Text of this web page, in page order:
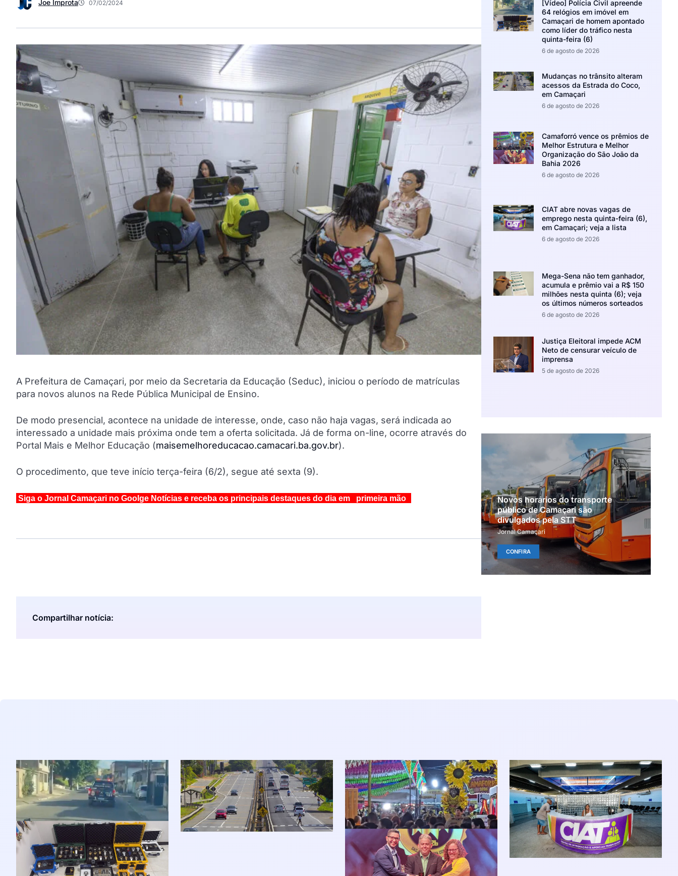
Joe Improta 07/02/2024
A Prefeitura de Camaçari, por meio da Secretaria da Educação (Seduc), iniciou o período de matrículas
para novos alunos na Rede Pública Municipal de Ensino.
De modo presencial, acontece na unidade de interesse, onde, caso não haja vagas, será indicada ao
interessado a unidade mais próxima onde tem a oferta solicitada. Já de forma on-line, ocorre através do
Portal Mais e Melhor Educação (maisemelhoreducacao.camacari.ba.gov.br).
O procedimento, que teve início terça-feira (6/2), segue até sexta (9).
Siga o Jornal Camaçari no Goolge Notícias e receba os principais destaques do dia em primeira mão
Compartilhar notícia:
[Vídeo] Polícia Civil apreende
64 relógios em imóvel em
Camaçari de homem apontado
como líder do tráfico nesta
quinta-feira (6)
6 de agosto de 2026
Mudanças no trânsito alteram
acessos da Estrada do Coco,
em Camaçari
6 de agosto de 2026
Camaforró vence os prêmios de
Melhor Estrutura e Melhor
Organização do São João da
Bahia 2026
6 de agosto de 2026
CIAT abre novas vagas de
emprego nesta quinta-feira (6),
em Camaçari; veja a lista
6 de agosto de 2026
Mega-Sena não tem ganhador,
acumula e prêmio vai a R$ 150
milhões nesta quinta (6); veja
os últimos números sorteados
6 de agosto de 2026
Justiça Eleitoral impede ACM
Neto de censurar veículo de
imprensa
5 de agosto de 2026
Novos horários do transporte
público de Camaçari são
divulgados pela STT
Jornal Camaçari
CONFIRA